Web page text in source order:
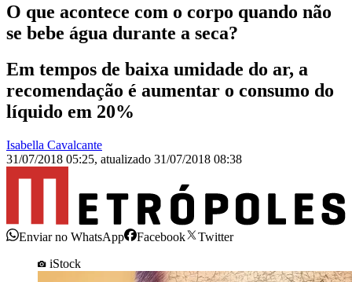
O que acontece com o corpo quando não
se bebe água durante a seca?
Em tempos de baixa umidade do ar, a
recomendação é aumentar o consumo do
líquido em 20%
Isabella Cavalcante
31/07/2018 05:25, atualizado 31/07/2018 08:38
Enviar no WhatsApp Facebook
Twitter
iStock